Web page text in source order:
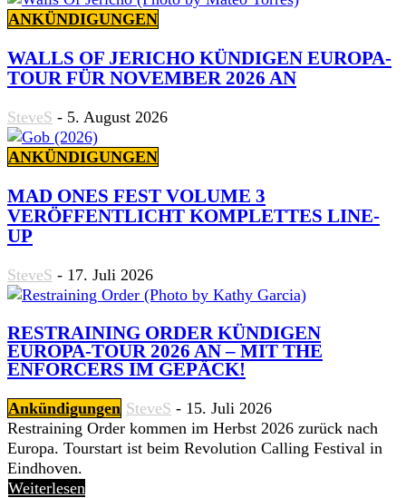
ANKÜNDIGUNGEN
WALLS OF JERICHO KÜNDIGEN EUROPA-
TOUR FÜR NOVEMBER 2026 AN
SteveS - 5. August 2026
ANKÜNDIGUNGEN
MAD ONES FEST VOLUME 3
VERÖFFENTLICHT KOMPLETTES LINE-
UP
SteveS - 17. Juli 2026
RESTRAINING ORDER KÜNDIGEN
EUROPA-TOUR 2026 AN – MIT THE
ENFORCERS IM GEPÄCK!
Ankündigungen SteveS - 15. Juli 2026
Restraining Order kommen im Herbst 2026 zurück nach
Europa. Tourstart ist beim Revolution Calling Festival in
Eindhoven.
Weiterlesen